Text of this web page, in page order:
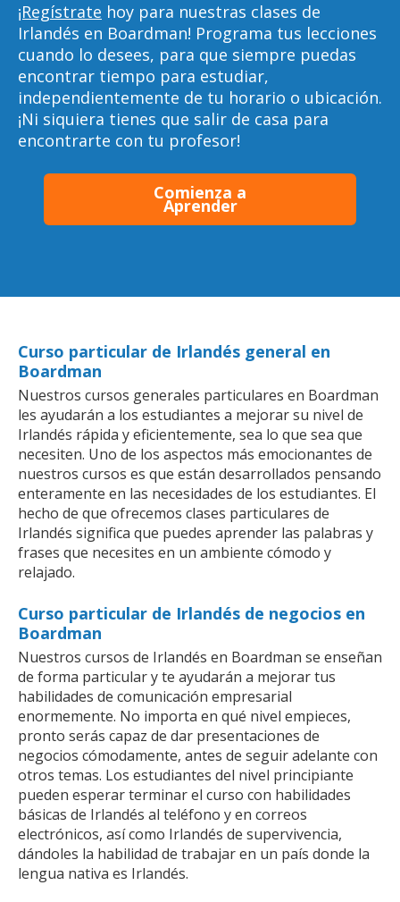
¡Regístrate hoy para nuestras clases de
Irlandés en Boardman! Programa tus lecciones
cuando lo desees, para que siempre puedas
encontrar tiempo para estudiar,
independientemente de tu horario o ubicación.
¡Ni siquiera tienes que salir de casa para
encontrarte con tu profesor!
Comienza a
Aprender
Curso particular de Irlandés general en
Boardman
Nuestros cursos generales particulares en Boardman
les ayudarán a los estudiantes a mejorar su nivel de
Irlandés rápida y eficientemente, sea lo que sea que
necesiten. Uno de los aspectos más emocionantes de
nuestros cursos es que están desarrollados pensando
enteramente en las necesidades de los estudiantes. El
hecho de que ofrecemos clases particulares de
Irlandés significa que puedes aprender las palabras y
frases que necesites en un ambiente cómodo y
relajado.
Curso particular de Irlandés de negocios en
Boardman
Nuestros cursos de Irlandés en Boardman se enseñan
de forma particular y te ayudarán a mejorar tus
habilidades de comunicación empresarial
enormemente. No importa en qué nivel empieces,
pronto serás capaz de dar presentaciones de
negocios cómodamente, antes de seguir adelante con
otros temas. Los estudiantes del nivel principiante
pueden esperar terminar el curso con habilidades
básicas de Irlandés al teléfono y en correos
electrónicos, así como Irlandés de supervivencia,
dándoles la habilidad de trabajar en un país donde la
lengua nativa es Irlandés.